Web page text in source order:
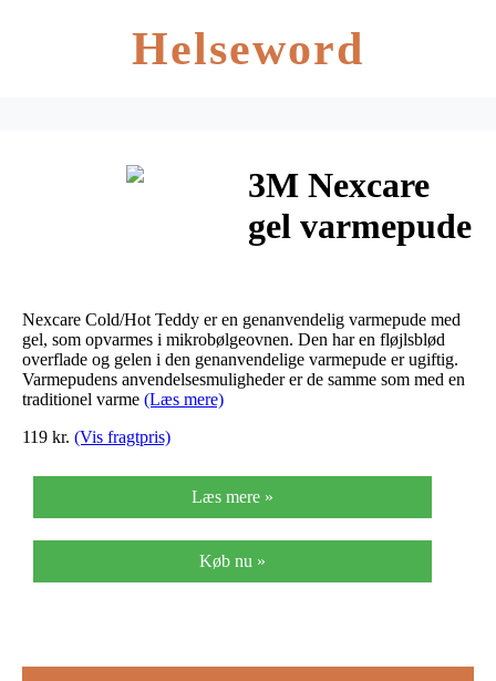
Helseword
3M Nexcare
gel varmepude
cm 1 stk
Nexcare Cold/Hot Teddy er en genanvendelig varmepude med
gel, som opvarmes i mikrobølgeovnen. Den har en fløjlsblød
overflade og gelen i den genanvendelige varmepude er ugiftig.
Varmepudens anvendelsesmuligheder er de samme som med en
traditionel varme (Læs mere)
119 kr. (Vis fragtpris)
Læs mere »
Køb nu »